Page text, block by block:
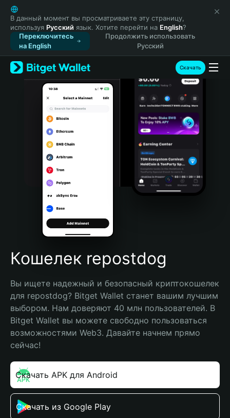
English
日本語
Tiếng Việt
Русский
Español (Latinoamérica)
Türkçe
Italiano
Português (Portugal)
Bahasa Indonesia
Português (Brasil)
Español (Argentina)
В данный момент вы просматриваете эту страницу,
используя Русский язык. Хотите перейти на English?
Переключитесь
на English
Продолжить использовать
Русский
Скачать
Кошелек repostdog
Вы ищете надежный и безопасный криптокошелек
для repostdog? Bitget Wallet станет вашим лучшим
выбором. Нам доверяют 40 млн пользователей. В
Bitget Wallet вы можете свободно пользоваться
возможностями Web3. Давайте начнем прямо
сейчас!
Скачать APK для Android
Скачать из Google Play